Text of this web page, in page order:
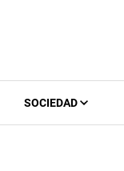
SOCIEDAD